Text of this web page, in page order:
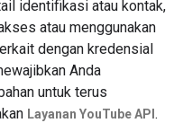
identifikasi atau kontak,
atau menggunakan
dengan kredensial
Anda
untuk terus
Layanan YouTube API .